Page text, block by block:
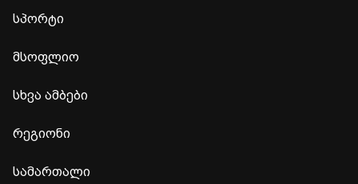
სპორტი
მსოფლიო
სხვა ამბები
რეგიონი
სამართალი